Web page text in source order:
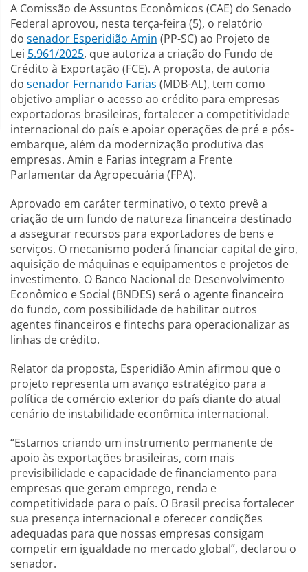
A Comissão de Assuntos Econômicos (CAE) do Senado
Federal aprovou, nesta terça-feira (5), o relatório
do senador Esperidião Amin (PP-SC) ao Projeto de
Lei 5.961/2025, que autoriza a criação do Fundo de
Crédito à Exportação (FCE). A proposta, de autoria
do senador Fernando Farias (MDB-AL), tem como
objetivo ampliar o acesso ao crédito para empresas
exportadoras brasileiras, fortalecer a competitividade
internacional do país e apoiar operações de pré e pós-
embarque, além da modernização produtiva das
empresas. Amin e Farias integram a Frente
Parlamentar da Agropecuária (FPA).
Aprovado em caráter terminativo, o texto prevê a
criação de um fundo de natureza financeira destinado
a assegurar recursos para exportadores de bens e
serviços. O mecanismo poderá financiar capital de giro,
aquisição de máquinas e equipamentos e projetos de
investimento. O Banco Nacional de Desenvolvimento
Econômico e Social (BNDES) será o agente financeiro
do fundo, com possibilidade de habilitar outros
agentes financeiros e fintechs para operacionalizar as
linhas de crédito.
Relator da proposta, Esperidião Amin afirmou que o
projeto representa um avanço estratégico para a
política de comércio exterior do país diante do atual
cenário de instabilidade econômica internacional.
“Estamos criando um instrumento permanente de
apoio às exportações brasileiras, com mais
previsibilidade e capacidade de financiamento para
empresas que geram emprego, renda e
competitividade para o país. O Brasil precisa fortalecer
sua presença internacional e oferecer condições
adequadas para que nossas empresas consigam
competir em igualdade no mercado global”, declarou o
senador.